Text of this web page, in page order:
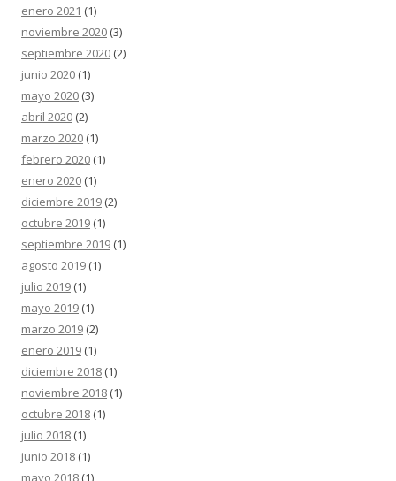
enero 2021 (1)
noviembre 2020 (3)
septiembre 2020 (2)
junio 2020 (1)
mayo 2020 (3)
abril 2020 (2)
marzo 2020 (1)
febrero 2020 (1)
enero 2020 (1)
diciembre 2019 (2)
octubre 2019 (1)
septiembre 2019 (1)
agosto 2019 (1)
julio 2019 (1)
mayo 2019 (1)
marzo 2019 (2)
enero 2019 (1)
diciembre 2018 (1)
noviembre 2018 (1)
octubre 2018 (1)
julio 2018 (1)
junio 2018 (1)
mayo 2018 (1)